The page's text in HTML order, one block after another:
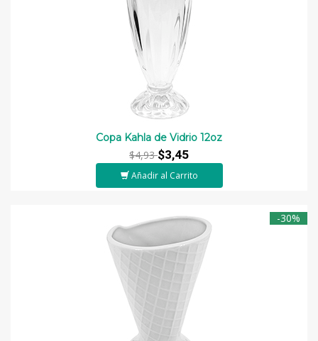
Copa Kahla de Vidrio 12oz
$4,93$3,45
Añadir al Carrito
-30%